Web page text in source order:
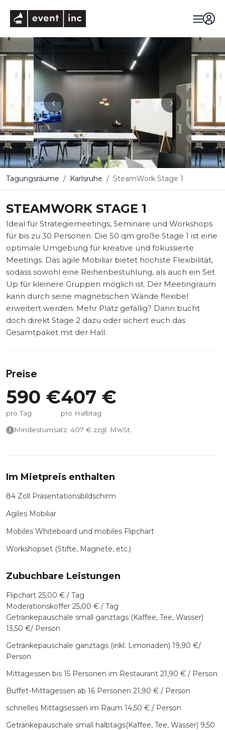
‹ ›
Tagungsräume Karlsruhe SteamWork Stage 1
STEAMWORK STAGE 1
Ideal für Strategiemeetings, Seminare und Workshops
für bis zu 30 Personen. Die 50 qm große Stage 1 ist eine
optimale Umgebung für kreative und fokussierte
Meetings. Das agile Mobiliar bietet höchste Flexibilität,
sodass sowohl eine Reihenbestuhlung, als auch ein Set
Up für kleinere Gruppen möglich ist. Der Meetingraum
kann durch seine magnetischen Wände flexibel
erweitert werden. Mehr Platz gefällig? Dann bucht
doch direkt Stage 2 dazu oder sichert euch das
Gesamtpaket mit der Hall.
Preise
590 €
pro Tag
407 €
pro Halbtag
Mindestumsatz: 407 € zzgl. MwSt.
Im Mietpreis enthalten
84 Zoll Präsentationsbildschirm
Agiles Mobiliar
Mobiles Whiteboard und mobiles Flipchart
Workshopset (Stifte, Magnete, etc.)
Zubuchbare Leistungen
Flipchart 25,00 € / Tag
Moderationskoffer 25,00 € / Tag
Getränkepauschale small ganztags (Kaffee, Tee, Wasser)
13,50 €/ Person
Getränkepauschale ganztags (inkl. Limonaden) 19,90 €/
Person
Mittagessen bis 15 Personen im Restaurant 21,90 € / Person
Buffet-Mittagessen ab 16 Personen 21,90 € / Person
schnelles Mittagsessen im Raum 14,50 € / Person
Getränkepauschale small halbtags(Kaffee, Tee, Wasser) 9,50